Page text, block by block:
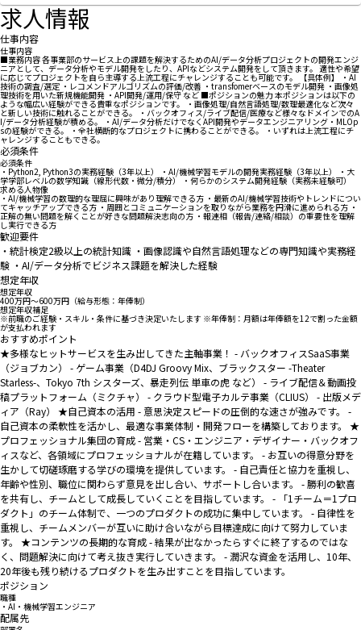
求人情報
仕事内容
仕事内容
■業務内容 各事業部のサービス上の課題を解決するためのAI/データ分析プロジェクトの開発エンジ
ニアとして、データ分析やモデル開発をしたり、APIなどシステム開発をして頂きます。 適性や希望
に応じてプロジェクトを自ら主導する上流工程にチャレンジすることも可能です。 【具体例】 ・AI
技術の調査/選定 ・レコメンドアルゴリズムの評価/改善 ・transfomerベースのモデル開発 ・画像処
理技術を用いた新規機能開発 ・API開発/運用/保守 など ■ポジションの魅力 本ポジションは以下の
ような幅広い経験ができる貴重なポジションです。 ・画像処理/自然言語処理/数理最適化など次々
と新しい技術に触れることができる。 ・バックオフィス/ライブ配信/医療など様々なドメインでのA
I/データ分析経験が積める。 ・AI/データ分析だけでなくAPI開発やデータエンジニアリング・MLOp
sの経験ができる。 ・全社横断的なプロジェクトに携わることができる。 ・いずれは上流工程にチ
ャレンジすることもできる。
必須条件
必須条件
・Python2, Python3の実務経験（3年以上） ・AI/機械学習モデルの開発実務経験（3年以上） ・大
学学部レベルの数学知識（線形代数・微分/積分） ・何らかのシステム開発経験（実務未経験可）
求める人物像
・AI/機械学習の数理的な理屈に興味があり理解できる方 ・最新のAI/機械学習技術やトレンドについ
てキャッチアップできる方 ・周囲とコミュニケーションを取りながら業務を円滑に進められる方 ・
正解の無い問題を解くことが好きな問題解決志向の方 ・報連相（報告/連絡/相談）の重要性を理解
し実行できる方
歓迎要件
・統計検定2級以上の統計知識 ・画像認識や自然言語処理などの専門知識や実務経
験 ・AI/データ分析でビジネス課題を解決した経験
想定年収
想定年収
400万円〜600万円（給与形態：年俸制）
想定年収補足
※前職のご経験・スキル・条件に基づき決定いたします ※年俸制：月額は年俸額を12で割った金額
が支払われます
おすすめポイント
★多様なヒットサービスを生み出してきた主軸事業！ - バックオフィスSaaS事業
（ジョブカン） - ゲーム事業（D4DJ Groovy Mix、ブラックスター -Theater
Starless-、Tokyo 7th シスターズ、暴走列伝 単車の虎 など） - ライブ配信＆動画投
稿プラットフォーム（ミクチャ） - クラウド型電子カルテ事業（CLIUS） - 出版メデ
ィア（Ray） ★自己資本の活用 - 意思決定スピードの圧倒的な速さが強みです。 -
自己資本の柔軟性を活かし、最適な事業体制・開発フローを構築しております。 ★
プロフェッショナル集団の育成 - 営業・CS・エンジニア・デザイナー・バックオフ
ィスなど、各領域にプロフェッショナルが在籍しています。 - お互いの得意分野を
生かして切磋琢磨する学びの環境を提供しています。 - 自己責任と協力を重視し、
年齢や性別、職位に関わらず意見を出し合い、サポートし合います。 - 勝利の歓喜
を共有し、チームとして成長していくことを目指しています。 - 「1チーム＝1プロ
ダクト」のチーム体制で、一つのプロダクトの成功に集中しています。 - 自律性を
重視し、チームメンバーが互いに助け合いながら目標達成に向けて努力していま
す。 ★コンテンツの長期的な育成 - 結果が出なかったらすぐに終了するのではな
く、問題解決に向けて考え抜き実行していきます。 - 潤沢な資金を活用し、10年、
20年後も残り続けるプロダクトを生み出すことを目指しています。
ポジション
職種
・AI・機械学習エンジニア
配属先